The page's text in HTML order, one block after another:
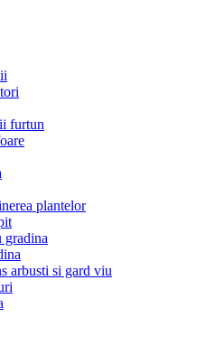
furtun
plantelor
gradina
arbusti si gard viu